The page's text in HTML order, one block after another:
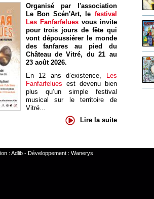
Organisé par l'association
Le Bon Scén'Art, le festival
Les Fanfarfelues vous invite
pour trois jours de fête qui
vont dépoussiérer le monde
des fanfares au pied du
Château de Vitré, du 21 au
23 août 2026.
En 12 ans d’existence, Les
Fanfarfelues est devenu bien
plus qu’un simple festival
musical sur le territoire de
Vitré...
Lire la suite
: Adlib- Développement : Wanerys